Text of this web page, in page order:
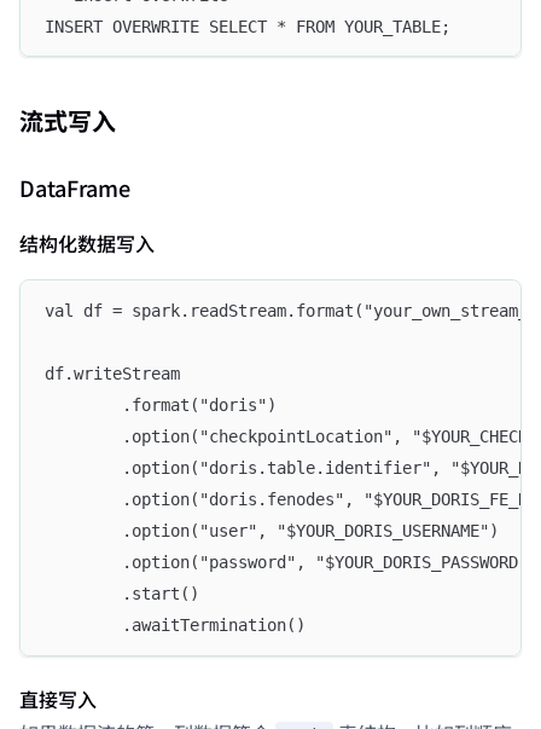
INSERT OVERWRITE SELECT * FROM YOUR_TABLE;
流式写入
DataFrame
结构化数据写入
val df =
df.writeStream
        .format("doris")
.option("checkpointLocation",
.option("doris.table.identifier",
.option("doris.fenodes",
        .option("user", "$YOUR_DORIS_USERNAME")
        .option("password", "$YOUR_DORIS_PASSWORD")
        .start()
        .awaitTermination()
直接写入